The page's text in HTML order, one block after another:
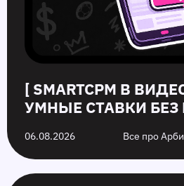
рекламы
избежать
[ SMARTCPM В
УМНЫЕ СТАВКИ БЕЗ
06.08.2026 Все про